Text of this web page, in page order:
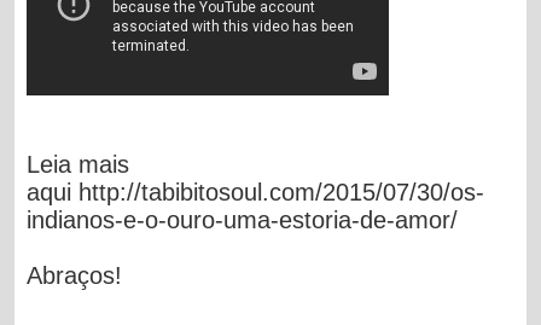
Leia mais
aqui http://tabibitosoul.com/2015/07/30/os-
indianos-e-o-ouro-uma-estoria-de-amor/
Abraços!